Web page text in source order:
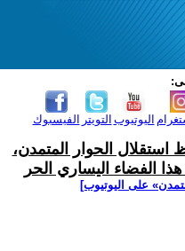
الفيسبوك التويتر اليوتيوب
استقلال الحوار المتمدن،
الفضاء اليساري الحر
على اليوتيوب]